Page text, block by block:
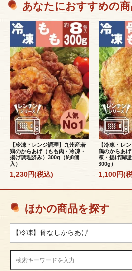
あなたにおすすめの商
【冷凍・レンジ調理】九州産若
鶏のからあげ（もも肉・冷凍・
揚げ調理済み）300g（約8個
入）
1,230円(税込)
【冷凍・レ
鶏のからあ
凍・揚げ調
300g）
1,100円(
ほかの商品を探す